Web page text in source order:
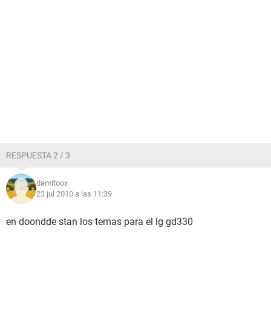
RESPUESTA 2 / 3
damitoox
23 jul 2010 a las 11:39
en doondde stan los temas para el lg gd330